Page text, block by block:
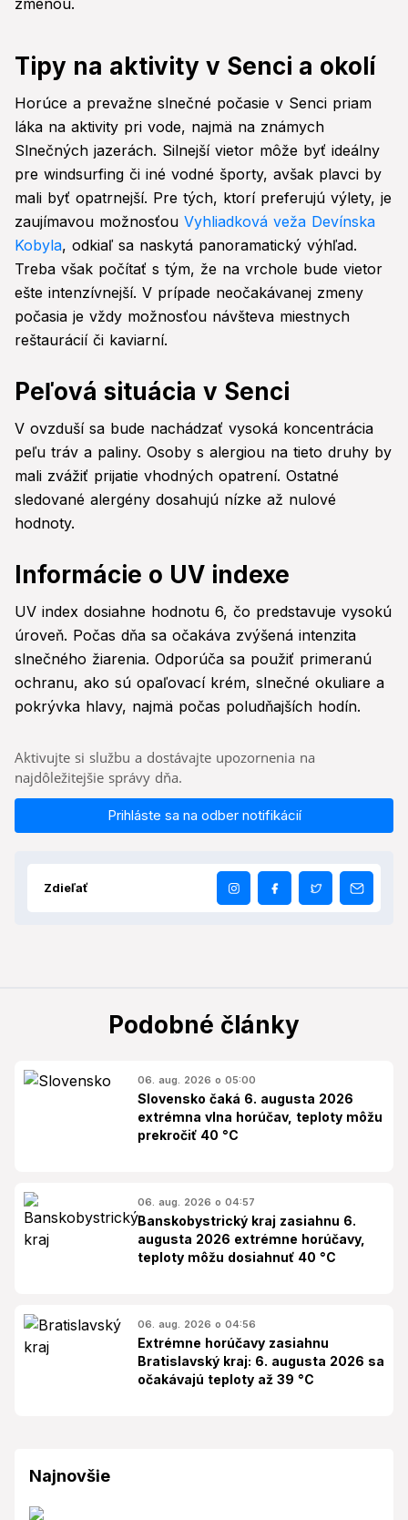
zmenou.
Tipy na aktivity v Senci a okolí
Horúce a prevažne slnečné počasie v Senci priam
láka na aktivity pri vode, najmä na známych
Slnečných jazerách. Silnejší vietor môže byť ideálny
pre windsurfing či iné vodné športy, avšak plavci by
mali byť opatrnejší. Pre tých, ktorí preferujú výlety, je
zaujímavou možnosťou Vyhliadková veža Devínska
Kobyla, odkiaľ sa naskytá panoramatický výhľad.
Treba však počítať s tým, že na vrchole bude vietor
ešte intenzívnejší. V prípade neočakávanej zmeny
počasia je vždy možnosťou návšteva miestnych
reštaurácií či kaviarní.
Peľová situácia v Senci
V ovzduší sa bude nachádzať vysoká koncentrácia
peľu tráv a paliny. Osoby s alergiou na tieto druhy by
mali zvážiť prijatie vhodných opatrení. Ostatné
sledované alergény dosahujú nízke až nulové
hodnoty.
Informácie o UV indexe
UV index dosiahne hodnotu 6, čo predstavuje vysokú
úroveň. Počas dňa sa očakáva zvýšená intenzita
slnečného žiarenia. Odporúča sa použiť primeranú
ochranu, ako sú opaľovací krém, slnečné okuliare a
pokrývka hlavy, najmä počas poludňajších hodín.
Aktivujte si službu a dostávajte upozornenia na
najdôležitejšie správy dňa.
Prihláste sa na odber notifikácií
Zdieľať
Podobné články
06. aug. 2026 o 05:00
Slovensko čaká 6. augusta 2026
extrémna vlna horúčav, teploty môžu
prekročiť 40 °C
06. aug. 2026 o 04:57
Banskobystrický kraj zasiahnu 6.
augusta 2026 extrémne horúčavy,
teploty môžu dosiahnuť 40 °C
06. aug. 2026 o 04:56
Extrémne horúčavy zasiahnu
Bratislavský kraj: 6. augusta 2026 sa
očakávajú teploty až 39 °C
Najnovšie